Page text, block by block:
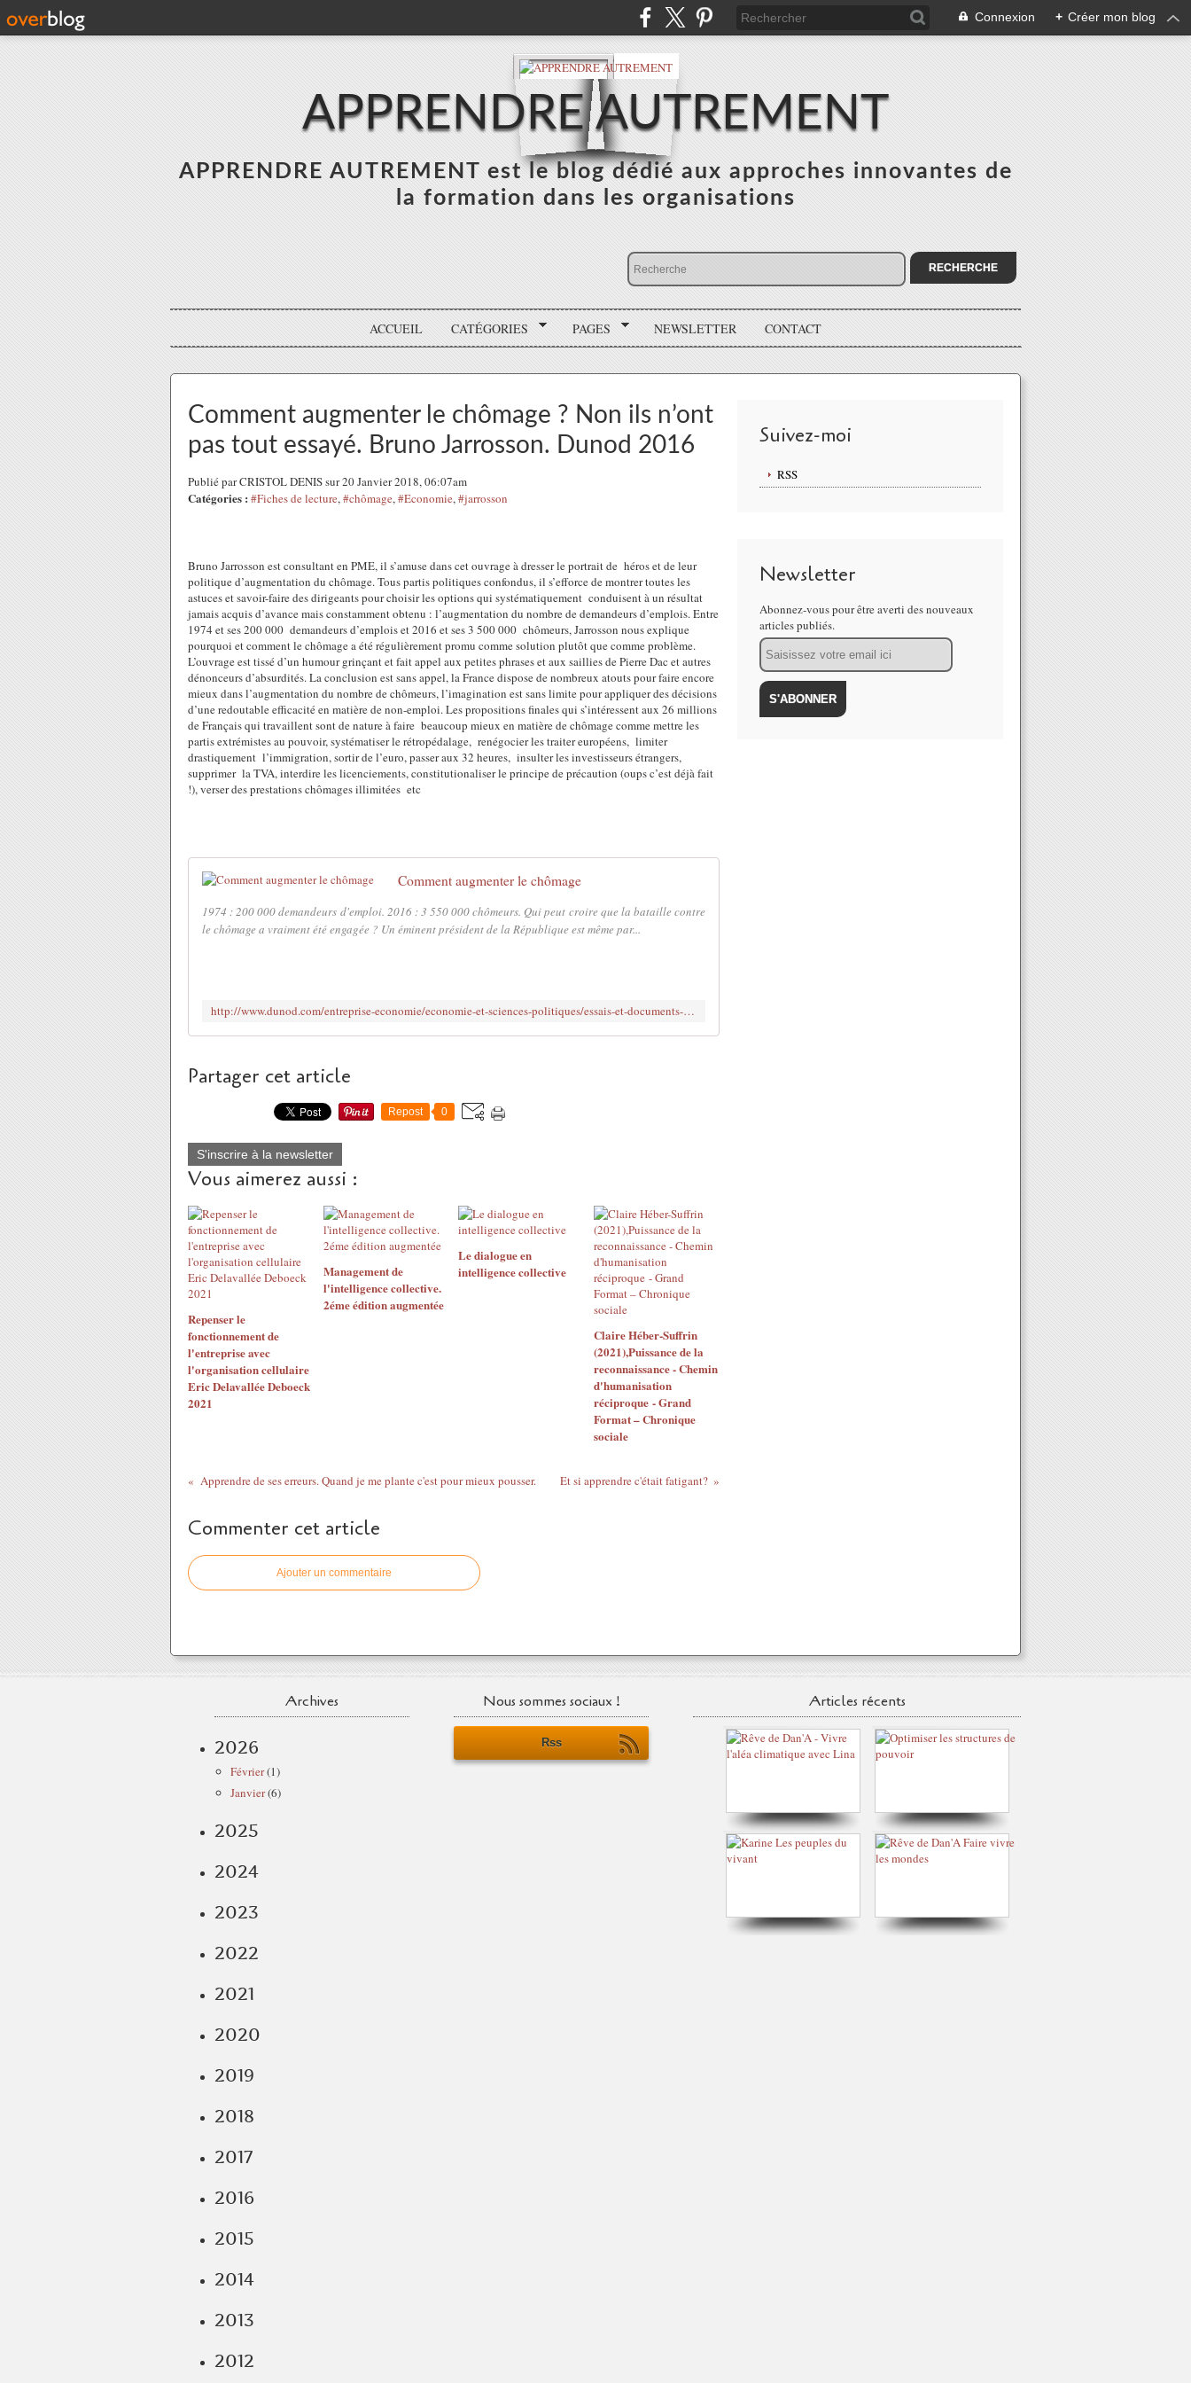
Connexion + Créer mon blog
APPRENDRE AUTREMENT
APPRENDRE AUTREMENT est le blog dédié aux approches innovantes de
la formation dans les organisations
ACCUEIL CATÉGORIES PAGES NEWSLETTER CONTACT
Comment augmenter le chômage ? Non ils n’ont
pas tout essayé. Bruno Jarrosson. Dunod 2016
Publié par CRISTOL DENIS sur 20 Janvier 2018, 06:07am
Catégories : #Fiches de lecture,#chômage,#Economie,#jarrosson
Bruno Jarrosson est consultant en PME, il s’amuse dans cet ouvrage à dresser le portrait de héros et de leur
politique d’augmentation du chômage. Tous partis politiques confondus, il s’efforce de montrer toutes les
astuces et savoir-faire des dirigeants pour choisir les options qui systématiquement conduisent à un résultat
jamais acquis d’avance mais constamment obtenu : l’augmentation du nombre de demandeurs d’emplois. Entre
1974 et ses 200 000 demandeurs d’emplois et 2016 et ses 3 500 000 chômeurs, Jarrosson nous explique
pourquoi et comment le chômage a été régulièrement promu comme solution plutôt que comme problème.
L’ouvrage est tissé d’un humour grinçant et fait appel aux petites phrases et aux saillies de Pierre Dac et autres
dénonceurs d’absurdités. La conclusion est sans appel, la France dispose de nombreux atouts pour faire encore
mieux dans l’augmentation du nombre de chômeurs, l’imagination est sans limite pour appliquer des décisions
d’une redoutable efficacité en matière de non-emploi. Les propositions finales qui s’intéressent aux 26 millions
de Français qui travaillent sont de nature à faire beaucoup mieux en matière de chômage comme mettre les
partis extrémistes au pouvoir, systématiser le rétropédalage, renégocier les traiter européens, limiter
drastiquement l’immigration, sortir de l’euro, passer aux 32 heures, insulter les investisseurs étrangers,
supprimer la TVA, interdire les licenciements, constitutionaliser le principe de précaution (oups c’est déjà fait
!), verser des prestations chômages illimitées etc
Comment augmenter le chômage
1974 : 200 000 demandeurs d'emploi. 2016 : 3 550 000 chômeurs. Qui peut croire que la bataille contre
le chômage a vraiment été engagée ? Un éminent président de la République est même par...
http://www.dunod.com/entreprise-economie/economie-et-sciences-politiques/essais-et-documents-en-economie/comment-augmenter-le-chomage
Partager cet article
Repost 0
S'inscrire à la newsletter
Vous aimerez aussi :
Repenser le
fonctionnement de
l'entreprise avec
l'organisation cellulaire
Eric Delavallée Deboeck
2021
Management de
l'intelligence collective.
2éme édition augmentée
Le dialogue en
intelligence collective
Claire Héber-Suffrin
(2021),Puissance de la
reconnaissance - Chemin
d'humanisation
réciproque - Grand
Format – Chronique
sociale
Apprendre de ses erreurs. Quand je me plante c'est pour mieux pousser. Et si apprendre c'était fatigant?
Commenter cet article
Ajouter un commentaire
Suivez-moi
RSS
Newsletter
Abonnez-vous pour être averti des nouveaux
articles publiés.
Email
Archives
2026
Février(1)
Janvier(6)
2025
2024
2023
2022
2021
2020
2019
2018
2017
2016
2015
2014
2013
2012
Nous sommes sociaux !
Rss
Articles récents